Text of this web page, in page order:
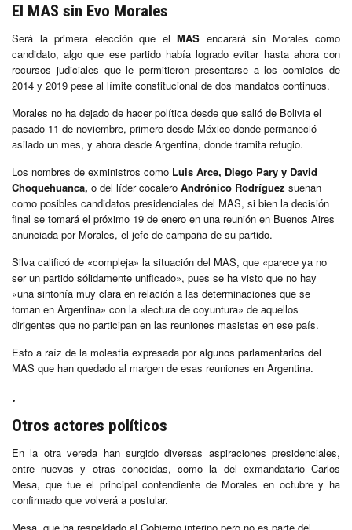
El MAS sin Evo Morales
Será la primera elección que el MAS encarará sin Morales como
candidato, algo que ese partido había logrado evitar hasta ahora con
recursos judiciales que le permitieron presentarse a los comicios de
2014 y 2019 pese al límite constitucional de dos mandatos continuos.
Morales no ha dejado de hacer política desde que salió de Bolivia el
pasado 11 de noviembre, primero desde México donde permaneció
asilado un mes, y ahora desde Argentina, donde tramita refugio.
Los nombres de exministros como Luis Arce, Diego Pary y David
Choquehuanca, o del líder cocalero Andrónico Rodríguez suenan
como posibles candidatos presidenciales del MAS, si bien la decisión
final se tomará el próximo 19 de enero en una reunión en Buenos Aires
anunciada por Morales, el jefe de campaña de su partido.
Silva calificó de «compleja» la situación del MAS, que «parece ya no
ser un partido sólidamente unificado», pues se ha visto que no hay
«una sintonía muy clara en relación a las determinaciones que se
toman en Argentina» con la «lectura de coyuntura» de aquellos
dirigentes que no participan en las reuniones masistas en ese país.
Esto a raíz de la molestia expresada por algunos parlamentarios del
MAS que han quedado al margen de esas reuniones en Argentina.
.
Otros actores políticos
En la otra vereda han surgido diversas aspiraciones presidenciales,
entre nuevas y otras conocidas, como la del exmandatario Carlos
Mesa, que fue el principal contendiente de Morales en octubre y ha
confirmado que volverá a postular.